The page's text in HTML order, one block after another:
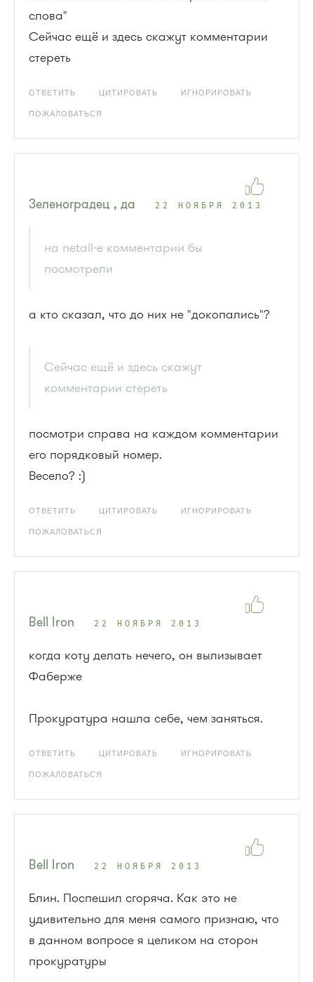
слова"
Сейчас ещё и здесь скажут комментарии
стереть
ОТВЕТИТЬ ЦИТИРОВАТЬ ИГНОРИРОВАТЬ
ПОЖАЛОВАТЬСЯ
Зеленоградец , да 22 НОЯБРЯ 2013
на netall-e комментарии бы
посмотрели
а кто сказал, что до них не "докопались"?
Сейчас ещё и здесь скажут
комментарии стереть
посмотри справа на каждом комментарии
его порядковый номер.
Весело? :)
ОТВЕТИТЬ ЦИТИРОВАТЬ ИГНОРИРОВАТЬ
ПОЖАЛОВАТЬСЯ
Bell Iron 22 НОЯБРЯ 2013
когда коту делать нечего, он вылизывает
Фаберже
Прокуратура нашла себе, чем заняться.
ОТВЕТИТЬ ЦИТИРОВАТЬ ИГНОРИРОВАТЬ
ПОЖАЛОВАТЬСЯ
Bell Iron 22 НОЯБРЯ 2013
Блин. Поспешил сгоряча. Как это не
удивительно для меня самого признаю, что
в данном вопросе я целиком на сторон
прокуратуры